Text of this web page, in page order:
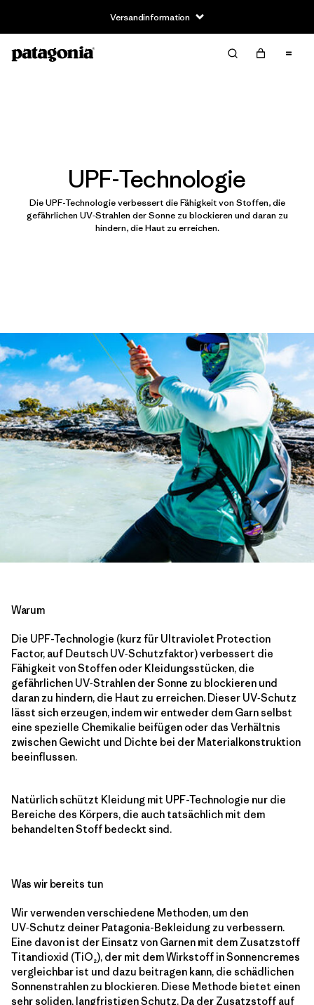
Versandinformation
UPF-Technologie
Die UPF-Technologie verbessert die Fähigkeit von Stoffen, die
gefährlichen UV‑Strahlen der Sonne zu blockieren und daran zu
hindern, die Haut zu erreichen.
Warum
Die UPF-Technologie (kurz für Ultraviolet Protection
Factor, auf Deutsch UV‑Schutzfaktor) verbessert die
Fähigkeit von Stoffen oder Kleidungsstücken, die
gefährlichen UV‑Strahlen der Sonne zu blockieren und
daran zu hindern, die Haut zu erreichen. Dieser UV‑Schutz
lässt sich erzeugen, indem wir entweder dem Garn selbst
eine spezielle Chemikalie beifügen oder das Verhältnis
zwischen Gewicht und Dichte bei der Materialkonstruktion
beeinflussen.
Natürlich schützt Kleidung mit UPF-Technologie nur die
Bereiche des Körpers, die auch tatsächlich mit dem
behandelten Stoff bedeckt sind.
Was wir bereits tun
Wir verwenden verschiedene Methoden, um den
UV‑Schutz deiner Patagonia-Bekleidung zu verbessern.
Eine davon ist der Einsatz von Garnen mit dem Zusatzstoff
Titandioxid (TiO₂), der mit dem Wirkstoff in Sonnencremes
vergleichbar ist und dazu beitragen kann, die schädlichen
Sonnenstrahlen zu blockieren. Diese Methode bietet einen
sehr soliden, langfristigen Schutz. Da der Zusatzstoff auf